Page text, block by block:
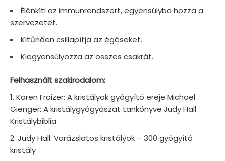
Élénkíti az immunrendszert, egyensúlyba hozza a
szervezetet.
Kitűnően csillapítja az égéseket.
Kiegyensúlyozza az összes csakrát.
Felhasznált szakirodalom:
Karen Fraizer: A kristályok gyógyító ereje Michael
Gienger: A kristálygyógyászat tankönyve Judy Hall :
Kristálybiblia
Judy Hall: Varázslatos kristályok – 300 gyógyító
kristály